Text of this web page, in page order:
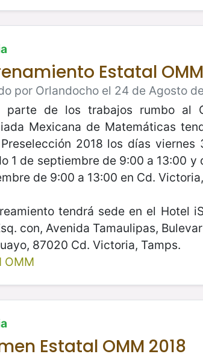
Estatal
por Orlandocho el 24 de Agosto
parte de los trabajos rumbo al
Mexicana de Matemáticas
2018 los días
1 de septiembre de 9:00 a 13:00
de 9:00 a 13:00 en Cd.
tendrá sede en el Hotel
con, Avenida Tamaulipas,
87020 Cd. Victoria, Tamps.
OMM
Estatal OMM 2018